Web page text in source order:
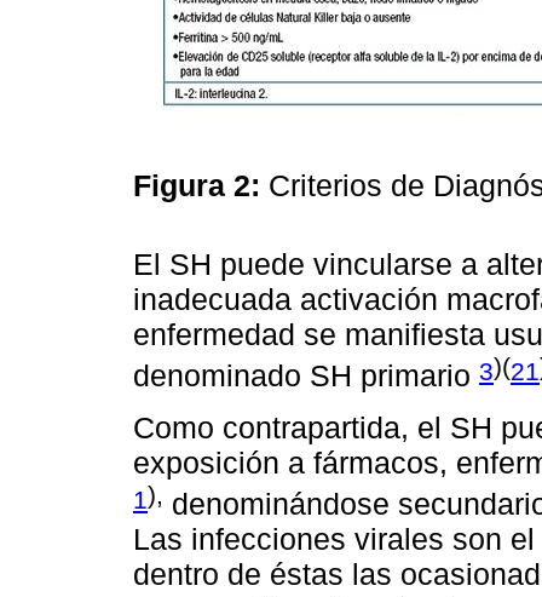
Figura 2: Criterios de
El SH puede vincularse a
inadecuada activación
enfermedad se manifiesta
denominado SH primario 3)(21
Como contrapartida, el SH
exposición a fármacos,
1), denominándose
Las infecciones virales son
dentro de éstas las